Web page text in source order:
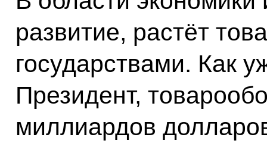
развитие, растёт
государствами. Как
Президент,
миллиардов